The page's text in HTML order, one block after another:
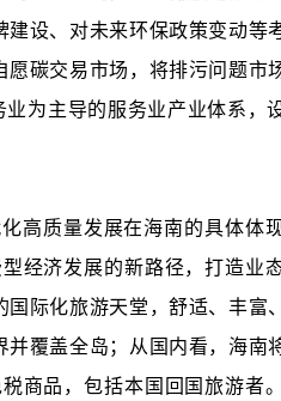
设、对未来环保政策变动等
碳交易市场，将排污问题市
为主导的服务业产业体系，
高质量发展在海南的具体体
经济发展的新路径，打造业
际化旅游天堂，舒适、丰富
覆盖全岛；从国内看，海南
商品，包括本国回国旅游者